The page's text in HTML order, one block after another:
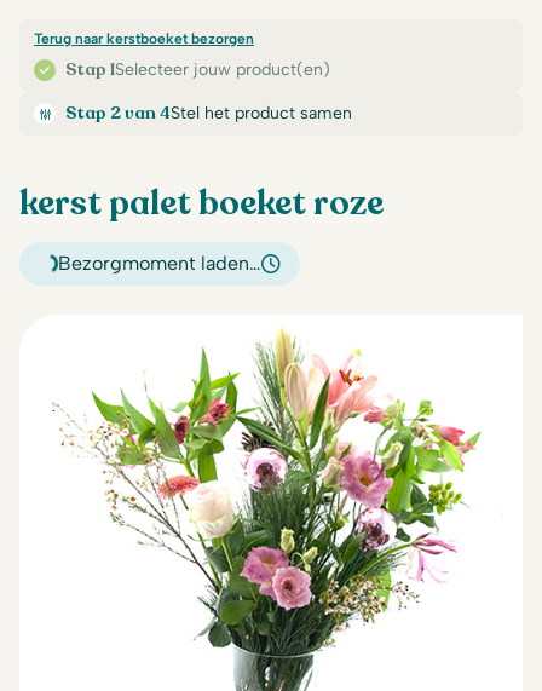
Stap 1Selecteer jouw product(en)
Terug naar kerstboeket bezorgen
Stap 2 van 4Stel het product samen
kerst palet boeket roze
Bezorgmoment laden…